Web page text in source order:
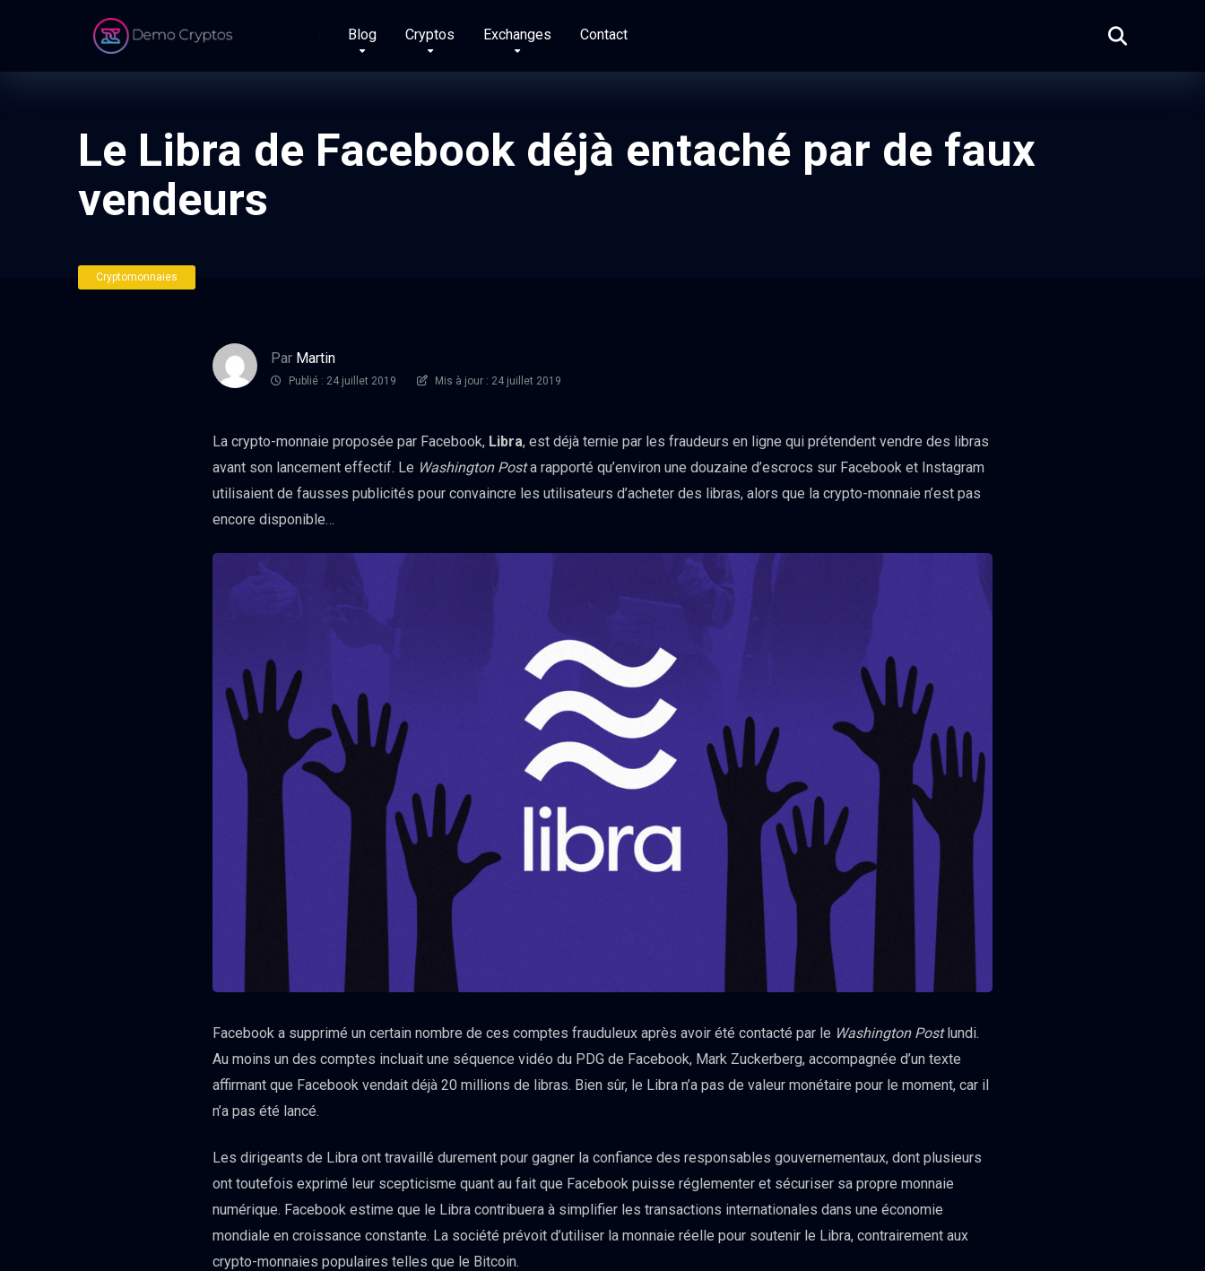
Blog Cryptos Exchanges Contact
Le Libra de Facebook déjà entaché par de faux
vendeurs
Cryptomonnaies
Par Martin
Publié : 24 juillet 2019 Mis à jour : 24 juillet 2019
La crypto-monnaie proposée par Facebook, Libra, est déjà ternie par les fraudeurs en ligne qui prétendent vendre des libras
avant son lancement effectif. Le Washington Posta rapporté qu’environ une douzaine d’escrocs sur Facebook et Instagram
utilisaient de fausses publicités pour convaincre les utilisateurs d’acheter des libras, alors que la crypto-monnaie n’est pas
encore disponible…
Facebook a supprimé un certain nombre de ces comptes frauduleux après avoir été contacté par le Washington Postlundi.
Au moins un des comptes incluait une séquence vidéo du PDG de Facebook, Mark Zuckerberg, accompagnée d’un texte
affirmant que Facebook vendait déjà 20 millions de libras. Bien sûr, le Libra n’a pas de valeur monétaire pour le moment, car il
n’a pas été lancé.
Les dirigeants de Libra ont travaillé durement pour gagner la confiance des responsables gouvernementaux, dont plusieurs
ont toutefois exprimé leur scepticisme quant au fait que Facebook puisse réglementer et sécuriser sa propre monnaie
numérique. Facebook estime que le Libra contribuera à simplifier les transactions internationales dans une économie
mondiale en croissance constante. La société prévoit d’utiliser la monnaie réelle pour soutenir le Libra, contrairement aux
crypto-monnaies populaires telles que le Bitcoin.